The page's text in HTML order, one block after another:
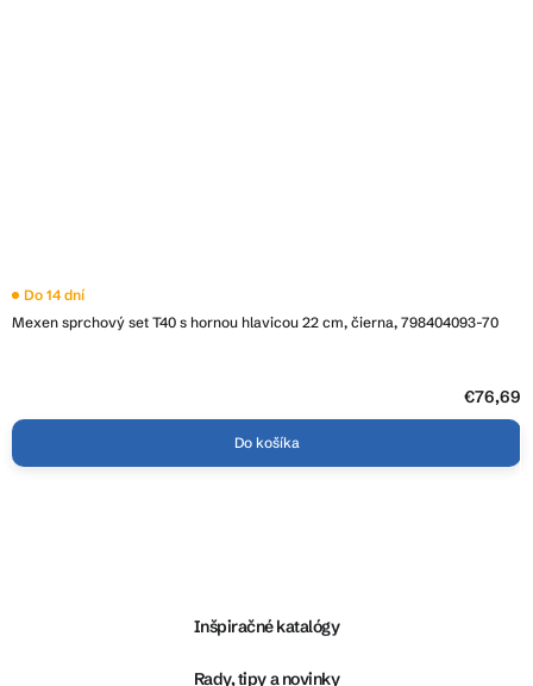
Mexen sprchový set T40 s hornou hlavicou 22 cm, čierna, 798404093-70
Do 14 dní
€76,69
Do košíka
Inšpiračné katalógy
Rady, tipy a novinky